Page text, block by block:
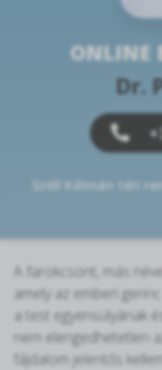
ONLINE
Dr.
Széll Kálmán téri
A farokcsont, más
amely az emberi
a test egyensúlyának
nem elengedhetetlen
fájdalom jelentős